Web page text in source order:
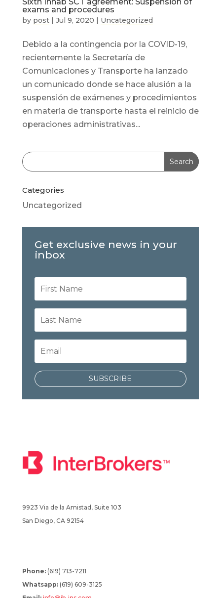
exams and procedures
by post| Jul 9, 2020 | Uncategorized
Debido a la contingencia por la COVID-19,
recientemente la Secretaría de
Comunicaciones y Transporte ha lanzado
un comunicado donde se hace alusión a la
suspensión de exámenes y procedimientos
en materia de transporte hasta el reinicio de
operaciones administrativas...
Categories
Uncategorized
Get exclusive news in your
inbox
SUBSCRIBE
9923 Via de la Amistad, Suite 103
San Diego, CA 92154
Phone:(619) 713-7211
Whatsapp:(619) 609-3125